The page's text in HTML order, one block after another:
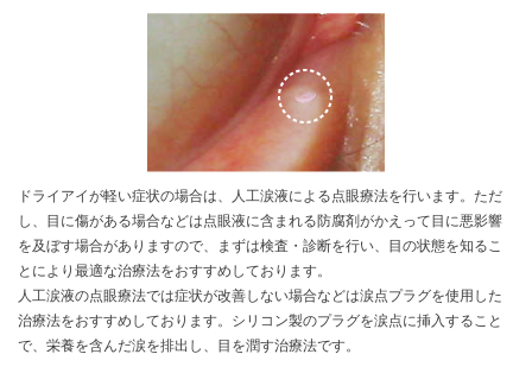
ドライアイが軽い症状の場合は、人工涙液による点眼療法を行います。ただ
し、目に傷がある場合などは点眼液に含まれる防腐剤がかえって目に悪影響
を及ぼす場合がありますので、まずは検査・診断を行い、目の状態を知るこ
とにより最適な治療法をおすすめしております。
人工涙液の点眼療法では症状が改善しない場合などは涙点プラグを使用した
治療法をおすすめしております。シリコン製のプラグを涙点に挿入すること
で、栄養を含んだ涙を排出し、目を潤す治療法です。